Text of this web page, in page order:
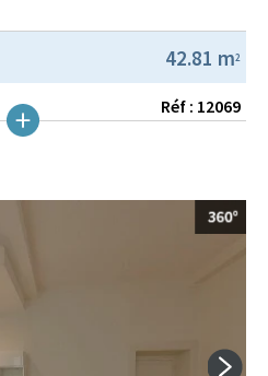
42.81 m2
Réf : 12069